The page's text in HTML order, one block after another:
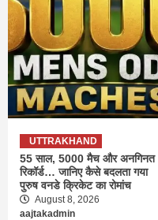
UTTRAKHAND
55 साल, 5000 मैच और अनगिनत
रिकॉर्ड… जानिए कैसे बदलता गया
पुरुष वनडे क्रिकेट का रोमांच
August 8, 2026
aajtakadmin